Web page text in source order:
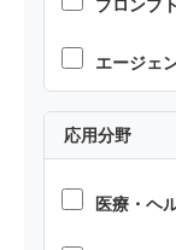
プロンプ
エージェ
応用分野
医療・ヘ